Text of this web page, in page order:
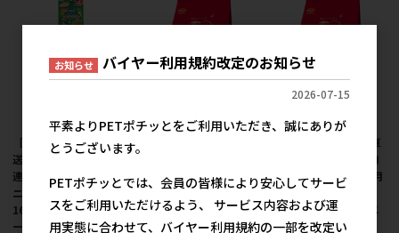
［日本ペットフード(直
送)］コンボ キャット
連パック 海の味わいメ
ニュー かつお節添え
160g(40g×4連) ※メ
ーカー直送 ※発注単
キャット 成猫用 1歳か
ら 室内猫用 フィッシュ
味 600g(100g×6袋) ※
メーカー直送 ※発注単
［日本ペットフード(直
送)］ビューティープロ
キャット 子猫用 12ヵ月
頃まで フィッシュ味
600g(100g×6袋)※メ
ーカー直送 ※発注単
お知らせ バイヤー利用規約改定のお知らせ
2026-07-15
平素よりPETポチッとをご利用いただき、誠にありが
とうございます。
PETポチッとでは、会員の皆様により安心してサービ
スをご利用いただけるよう、 サービス内容および運
用実態に合わせて、バイヤー利用規約の一部を改定い